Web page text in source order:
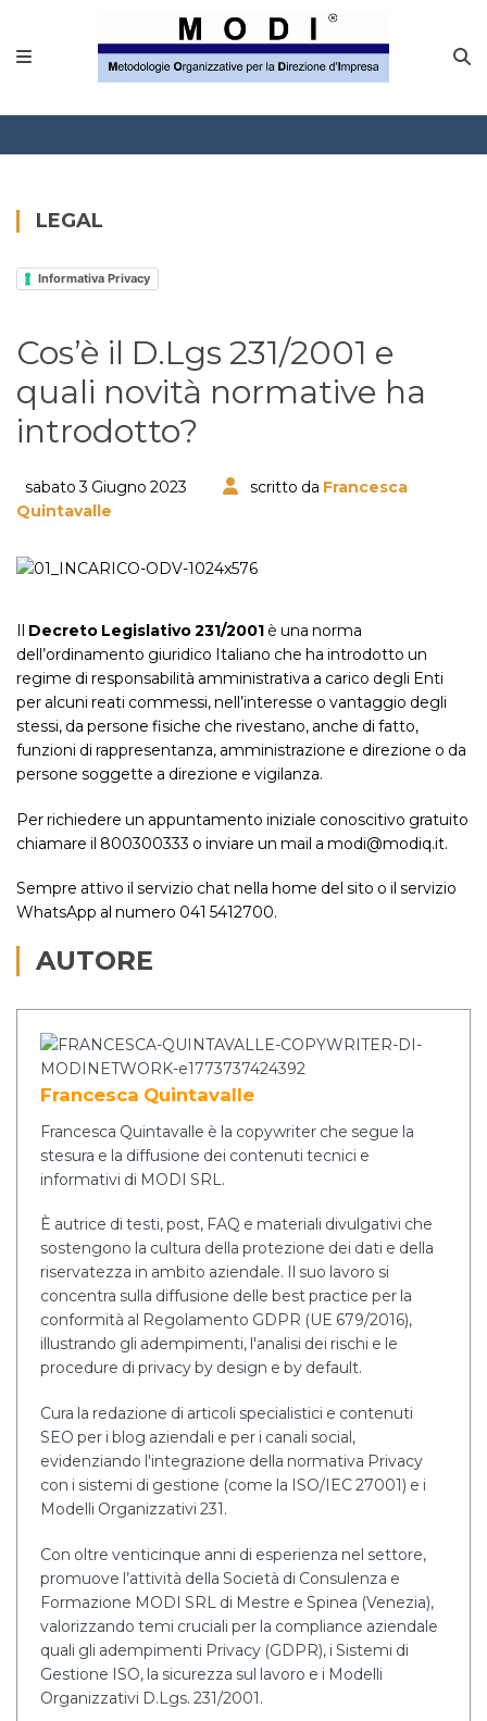
Questionario
Blog e info
Cos’è il D.Lgs 231/2001 e
quali novità normative ha
introdotto?
sabato 3 Giugno 2023 scritto da Francesca
Quintavalle
Il Decreto Legislativo 231/2001 è una norma
dell’ordinamento giuridico Italiano che ha introdotto un
regime di responsabilità amministrativa a carico degli Enti
per alcuni reati commessi, nell’interesse o vantaggio degli
stessi, da persone fisiche che rivestano, anche di fatto,
funzioni di rappresentanza, amministrazione e direzione o da
persone soggette a direzione e vigilanza.
Per richiedere un appuntamento iniziale conoscitivo gratuito
chiamare il 800300333 o inviare un mail a modi@modiq.it.
Sempre attivo il servizio chat nella home del sito o il servizio
WhatsApp al numero 041 5412700.
AUTORE
Francesca Quintavalle
Francesca Quintavalle è la copywriter che segue la
stesura e la diffusione dei contenuti tecnici e
informativi di MODI SRL.
È autrice di testi, post, FAQ e materiali divulgativi che
sostengono la cultura della protezione dei dati e della
riservatezza in ambito aziendale. Il suo lavoro si
concentra sulla diffusione delle best practice per la
conformità al Regolamento GDPR (UE 679/2016),
illustrando gli adempimenti, l'analisi dei rischi e le
procedure di privacy by design e by default.
Cura la redazione di articoli specialistici e contenuti
SEO per i blog aziendali e per i canali social,
evidenziando l'integrazione della normativa Privacy
con i sistemi di gestione (come la ISO/IEC 27001) e i
Modelli Organizzativi 231.
Con oltre venticinque anni di esperienza nel settore,
promuove l’attività della Società di Consulenza e
Formazione MODI SRL di Mestre e Spinea (Venezia),
valorizzando temi cruciali per la compliance aziendale
quali gli adempimenti Privacy (GDPR), i Sistemi di
Gestione ISO, la sicurezza sul lavoro e i Modelli
Organizzativi D.Lgs. 231/2001.
LEGAL
Informativa Privacy